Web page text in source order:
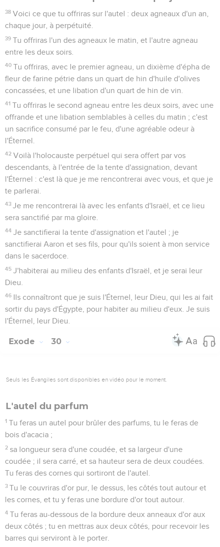
38 Voici ce que tu offriras sur l'autel : deux agneaux d'un an,
chaque jour, à perpétuité.
39 Tu offriras l'un des agneaux le matin, et l'autre agneau
entre les deux soirs.
40 Tu offriras, avec le premier agneau, un dixième d'épha de
fleur de farine pétrie dans un quart de hin d'huile d'olives
concassées, et une libation d'un quart de hin de vin.
41 Tu offriras le second agneau entre les deux soirs, avec une
offrande et une libation semblables à celles du matin ; c'est
un sacrifice consumé par le feu, d'une agréable odeur à
l'Éternel.
42 Voilà l'holocauste perpétuel qui sera offert par vos
descendants, à l'entrée de la tente d'assignation, devant
l'Éternel : c'est là que je me rencontrerai avec vous, et que je
te parlerai.
43 Je me rencontrerai là avec les enfants d'Israël, et ce lieu
sera sanctifié par ma gloire.
44 Je sanctifierai la tente d'assignation et l'autel ; je
sanctifierai Aaron et ses fils, pour qu'ils soient à mon service
dans le sacerdoce.
45 J'habiterai au milieu des enfants d'Israël, et je serai leur
Dieu.
46 Ils connaîtront que je suis l'Éternel, leur Dieu, qui les ai fait
sortir du pays d'Égypte, pour habiter au milieu d'eux. Je suis
l'Éternel, leur Dieu.
Exode 30
Seuls les Évangiles sont disponibles en vidéo pour le moment.
L'autel du parfum
1 Tu feras un autel pour brûler des parfums, tu le feras de
bois d'acacia ;
2 sa longueur sera d'une coudée, et sa largeur d'une
coudée ; il sera carré, et sa hauteur sera de deux coudées.
Tu feras des cornes qui sortiront de l'autel.
3 Tu le couvriras d'or pur, le dessus, les côtés tout autour et
les cornes, et tu y feras une bordure d'or tout autour.
4 Tu feras au-dessous de la bordure deux anneaux d'or aux
deux côtés ; tu en mettras aux deux côtés, pour recevoir les
barres qui serviront à le porter.